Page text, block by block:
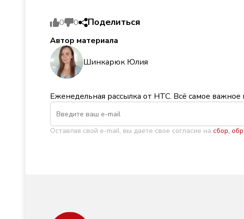
0 0 Поделиться
Автор материала
Шинкарюк Юлия
Еженедельная рассылка от НТС. Всё самое
Оставляя свой e-mail, вы даете свое согласие на сбор,